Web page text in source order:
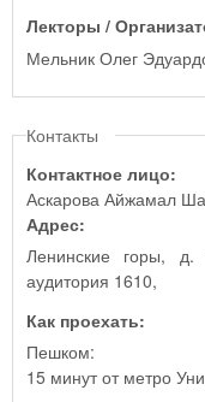
Лекторы /
Мельник Олег
Контакты
Контактное лицо:
Аскарова Айжамал
Адрес:
Ленинские горы,
аудитория 1610,
Как проехать:
Пешком:
15 минут от метро